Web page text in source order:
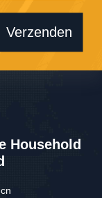
Verzenden
Household